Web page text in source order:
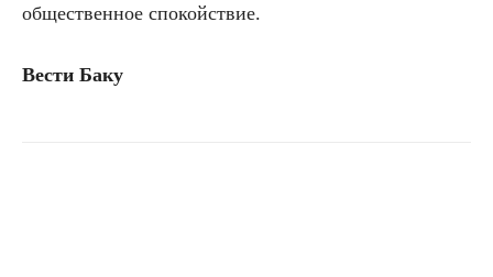
общественное спокойствие.
Вести Баку